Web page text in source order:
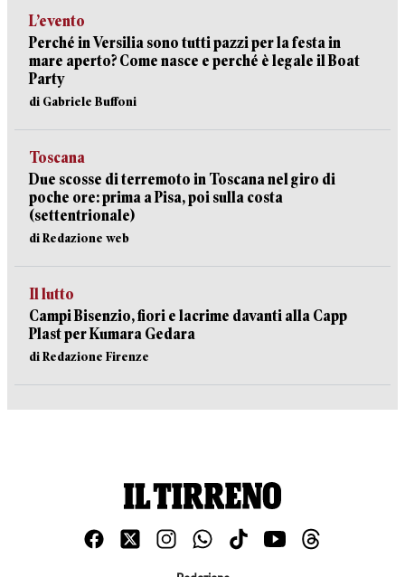
L’evento
Perché in Versilia sono tutti pazzi per la festa in
mare aperto? Come nasce e perché è legale il Boat
Party
di Gabriele Buffoni
Toscana
Due scosse di terremoto in Toscana nel giro di
poche ore: prima a Pisa, poi sulla costa
(settentrionale)
di Redazione web
Il lutto
Campi Bisenzio, fiori e lacrime davanti alla Capp
Plast per Kumara Gedara
di Redazione Firenze